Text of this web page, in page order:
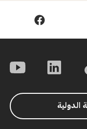
الدولية